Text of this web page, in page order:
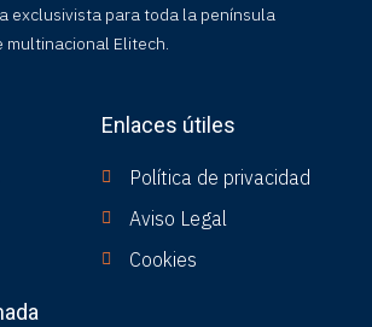
exclusivista para toda la península
Elitech.
Enlaces útiles
Política de privacidad
Aviso Legal
Cookies